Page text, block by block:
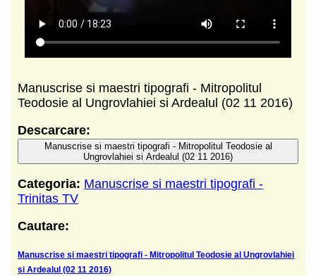
Manuscrise si maestri tipografi - Mitropolitul
Teodosie al Ungrovlahiei si Ardealul (02 11 2016)
Descarcare:
Manuscrise si maestri tipografi - Mitropolitul Teodosie al
Ungrovlahiei si Ardealul (02 11 2016)
Categoria: Manuscrise si maestri tipografi -
Trinitas TV
Cautare:
Manuscrise si maestri tipografi - Mitropolitul Teodosie al Ungrovlahiei
si Ardealul (02 11 2016)